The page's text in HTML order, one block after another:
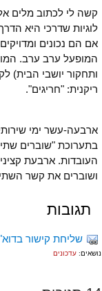
קשה לי לכתוב מלים
לוגיות שדרכי היא
אם הם נכונים
המופעל ערב ערב.
ותחקור יושבי הבית)
ריקנית: "חריגים".
ארבעה-עשר ימי
בתערוכת "שוברים
העובדות. ארבעת
ושוברים את קשר
תגובות
שליחת קישור
נושאים: עדכונים